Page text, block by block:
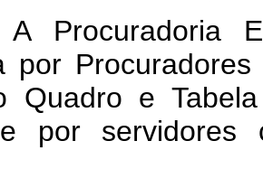
Procuradoria
por
Quadro e
por